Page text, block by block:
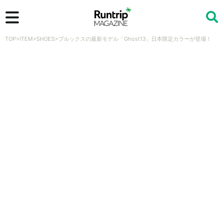
検索
TOP>ITEM>SHOES>ブルックスの最新モデル「Ghost13」日本限定カラーが登場！